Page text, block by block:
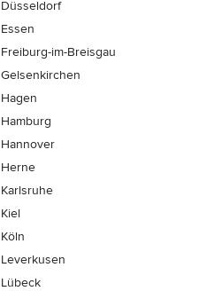
Düsseldorf
Essen
Freiburg-im-Breisgau
Gelsenkirchen
Hagen
Hamburg
Hannover
Herne
Karlsruhe
Kiel
Köln
Leverkusen
Lübeck